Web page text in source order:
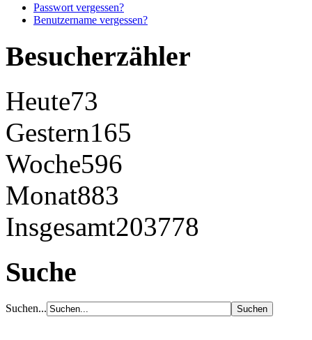
Passwort vergessen?
Benutzername vergessen?
Besucherzähler
Heute73
Gestern165
Woche596
Monat883
Insgesamt203778
Suche
Suchen...